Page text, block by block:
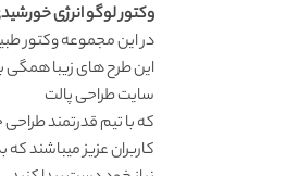
وکتور لوگو انرژی
در این مجموعهوکتور
این طرح های زیبا همگی
سایت طراحیپالت
که با تیم قدرتمند
کاربران عزیز میباشند